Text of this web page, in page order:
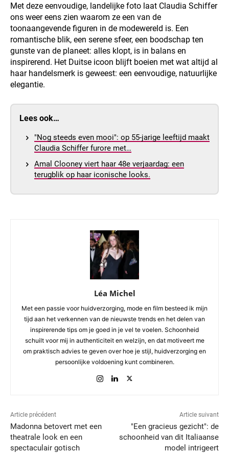
Met deze eenvoudige, landelijke foto laat Claudia Schiffer
ons weer eens zien waarom ze een van de
toonaangevende figuren in de modewereld is. Een
romantische blik, een serene sfeer, een boodschap ten
gunste van de planeet: alles klopt, is in balans en
inspirerend. Het Duitse icoon blijft boeien met wat altijd al
haar handelsmerk is geweest: een eenvoudige, natuurlijke
elegantie.
Lees ook…
"Nog steeds even mooi": op 55-jarige leeftijd maakt
Claudia Schiffer furore met…
Amal Clooney viert haar 48e verjaardag: een
terugblik op haar iconische looks.
Léa Michel
Met een passie voor huidverzorging, mode en film besteed ik mijn
tijd aan het verkennen van de nieuwste trends en het delen van
inspirerende tips om je goed in je vel te voelen. Schoonheid
schuilt voor mij in authenticiteit en welzijn, en dat motiveert me
om praktisch advies te geven over hoe je stijl, huidverzorging en
persoonlijke voldoening kunt combineren.
Article précédent
Madonna betovert met een
theatrale look en een
spectaculair gotisch
Article suivant
"Een gracieus gezicht": de
schoonheid van dit Italiaanse
model intrigeert